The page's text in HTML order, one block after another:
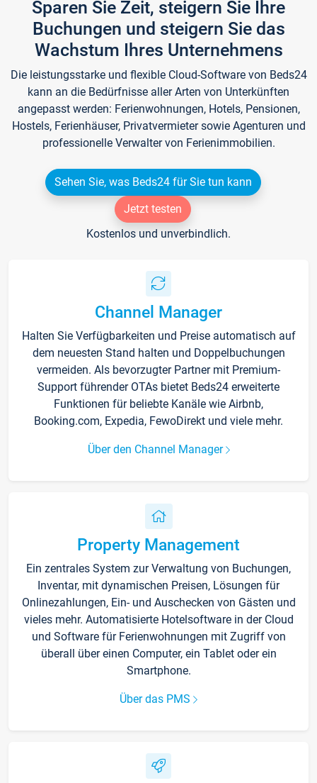
Sparen Sie Zeit, steigern Sie Ihre
Buchungen und steigern Sie das
Wachstum Ihres Unternehmens
Die leistungsstarke und flexible Cloud-Software von Beds24
kann an die Bedürfnisse aller Arten von Unterkünften
angepasst werden: Ferienwohnungen, Hotels, Pensionen,
Hostels, Ferienhäuser, Privatvermieter sowie Agenturen und
professionelle Verwalter von Ferienimmobilien.
Sehen Sie, was Beds24 für Sie tun kann
Jetzt testen
Kostenlos und unverbindlich.
Channel Manager
Halten Sie Verfügbarkeiten und Preise automatisch auf
dem neuesten Stand halten und Doppelbuchungen
vermeiden. Als bevorzugter Partner mit Premium-
Support führender OTAs bietet Beds24 erweiterte
Funktionen für beliebte Kanäle wie Airbnb,
Booking.com, Expedia, FewoDirekt und viele mehr.
Über den Channel Manager
Property Management
Ein zentrales System zur Verwaltung von Buchungen,
Inventar, mit dynamischen Preisen, Lösungen für
Onlinezahlungen, Ein- und Auschecken von Gästen und
vieles mehr. Automatisierte Hotelsoftware in der Cloud
und Software für Ferienwohnungen mit Zugriff von
überall über einen Computer, ein Tablet oder ein
Smartphone.
Über das PMS